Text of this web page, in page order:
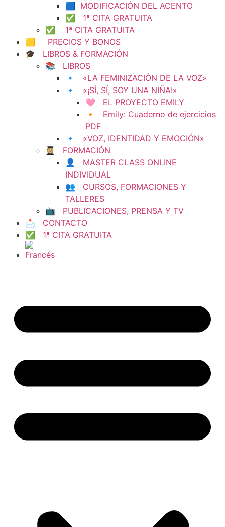
🟦 MODIFICACIÓN DEL ACENTO
✅ 1ª CITA GRATUITA
✅ 1ª CITA GRATUITA
🟨 PRECIOS Y BONOS
🎓 LIBROS & FORMACIÓN
📚 LIBROS
🔹 «LA FEMINIZACIÓN DE LA VOZ»
🔹 «¡SÍ, SÍ, SOY UNA NIÑA!»
🩷 EL PROYECTO EMILY
🔸 Emily: Cuaderno de ejercicios
PDF
🔹 «VOZ, IDENTIDAD Y EMOCIÓN»
👩🏼‍🎓 FORMACIÓN
👤 MASTER CLASS ONLINE
INDIVIDUAL
👥 CURSOS, FORMACIONES Y
TALLERES
📺 PUBLICACIONES, PRENSA Y TV
📩 CONTACTO
✅ 1ª CITA GRATUITA